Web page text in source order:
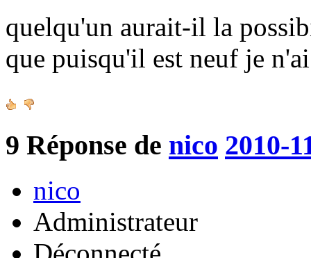
quelqu'un aurait-il la
que puisqu'il est neuf je
9 Réponse de nico 2010-
nico
Administrateur